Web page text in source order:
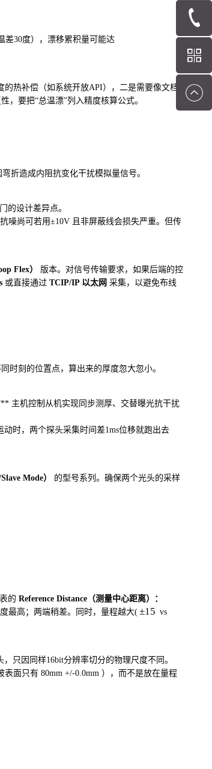
差30度），漂移累积量可能达
热补偿（如系统开放API），二是需要像文档
，要把“总温漂”列入精度核算公式。
折造成内阻抗变化干扰模拟量信号。
的设计差异点。
噪尚可若用±10V 且非屏蔽线会损失严重。但传
Flex）
版本。对信号传输要求，如果后端的控
或直接通过TCIP/IP 以太网 采集，以避免布线
时刻的位置点，算出来的厚度忽大忽小。
主机控制从机实现同步测厚、交替曝光抗干扰
时，两个探头采集时间差1ms位移就跑出去
Mode）
的型号系列。确保两个光头的采样
的 Reference Distance（测量中心距离）：
最高；两端稍差。同时，量程越大( ±15 vs
，只因同样16bit分辨率切分的物理尺度不同。
表面只有 80mm +/-0.0mm ），而不是放在量程